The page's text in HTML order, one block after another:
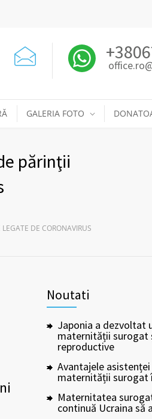
GALERIA FOTO
părinţii
DE CORONAVIRUS
Noutati
Japonia a dezvoltat
maternității surogat
reproductive
Avantajele
maternității surogat
Maternitatea
continuă Ucraina să